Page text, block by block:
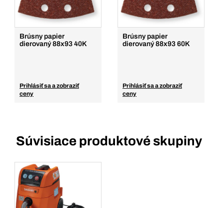
Brúsny papier
dierovaný 88x93 40K
Prihlásiť sa a zobraziť
ceny
Brúsny papier
dierovaný 88x93 60K
Prihlásiť sa a zobraziť
ceny
Súvisiace produktové skupiny